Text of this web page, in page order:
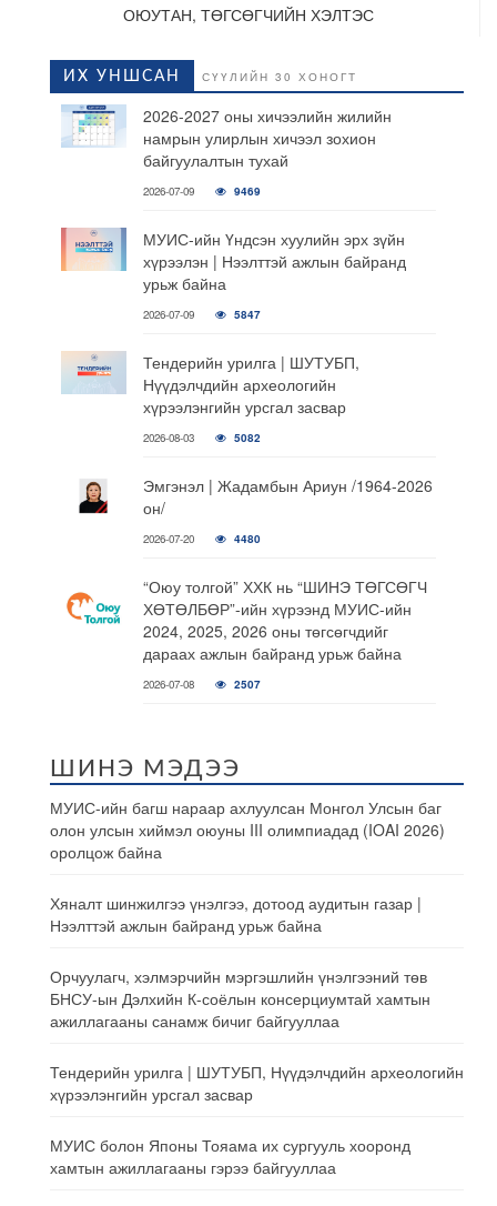
ОЮУТАН, ТӨГСӨГЧИЙН ХЭЛТЭС
ИХ УНШСАН СҮҮЛИЙН 30 ХОНОГТ
2026-2027 оны хичээлийн жилийн
намрын улирлын хичээл зохион
байгуулалтын тухай
2026-07-09 9469
МУИС-ийн Үндсэн хуулийн эрх зүйн
хүрээлэн | Нээлттэй ажлын байранд
урьж байна
2026-07-09 5847
Тендерийн урилга | ШУТУБП,
Нүүдэлчдийн археологийн
хүрээлэнгийн урсгал засвар
2026-08-03 5082
Эмгэнэл | Жадамбын Ариун /1964-2026
он/
2026-07-20 4480
“Оюу толгой” ХХК нь “ШИНЭ ТӨГСӨГЧ
ХӨТӨЛБӨР”-ийн хүрээнд МУИС-ийн
2024, 2025, 2026 оны төгсөгчдийг
дараах ажлын байранд урьж байна
2026-07-08 2507
ШИНЭ МЭДЭЭ
МУИС-ийн багш нараар ахлуулсан Монгол Улсын баг
олон улсын хиймэл оюуны III олимпиадад (IOAI 2026)
оролцож байна
Хяналт шинжилгээ үнэлгээ, дотоод аудитын газар |
Нээлттэй ажлын байранд урьж байна
Орчуулагч, хэлмэрчийн мэргэшлийн үнэлгээний төв
БНСУ-ын Дэлхийн К-соёлын консерциумтай хамтын
ажиллагааны санамж бичиг байгууллаа
Тендерийн урилга | ШУТУБП, Нүүдэлчдийн археологийн
хүрээлэнгийн урсгал засвар
МУИС болон Японы Тояама их сургууль хооронд
хамтын ажиллагааны гэрээ байгууллаа